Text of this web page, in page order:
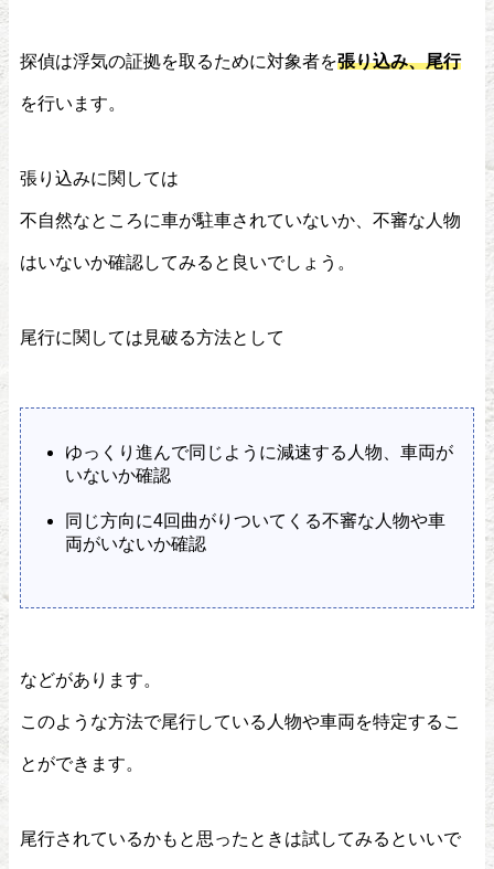
探偵は浮気の証拠を取るために対象者を張り込み、尾行
を行います。
張り込みに関しては
不自然なところに車が駐車されていないか、不審な人物
はいないか確認してみると良いでしょう。
尾行に関しては見破る方法として
ゆっくり進んで同じように減速する人物、車両が
いないか確認
同じ方向に4回曲がりついてくる不審な人物や車
両がいないか確認
などがあります。
このような方法で尾行している人物や車両を特定するこ
とができます。
尾行されているかもと思ったときは試してみるといいで